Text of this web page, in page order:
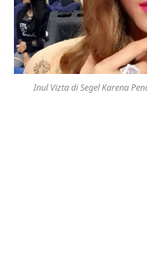
Inul Vizta di Segel Karena